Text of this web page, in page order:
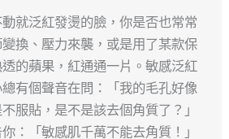
就泛紅發燙的臉，你是否也常常
換、壓力來襲，或是用了某款保
的蘋果，紅通通一片。敏感泛紅
有個聲音在問：「我的毛孔好像
服貼，是不是該去個角質了？」
：「敏感肌千萬不能去角質！」